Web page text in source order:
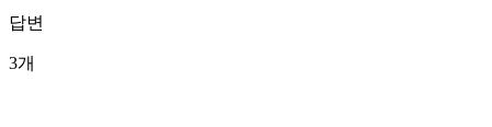
답변
3개